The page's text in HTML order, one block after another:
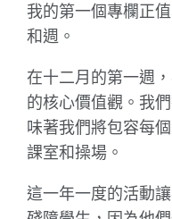
我的第一個專欄正
和週。
在十二月的第一週
的核心價值觀。我
味著我們將包容每
課室和操場。
這一年一度的活動